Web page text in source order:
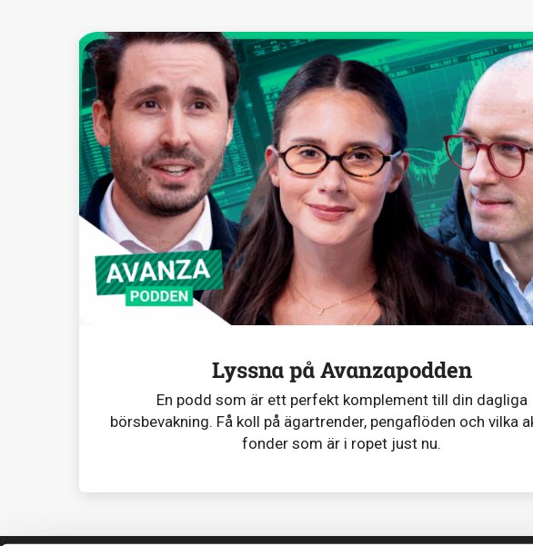
Lyssna på Avanzapodden
En podd som är ett perfekt komplement till din dagliga
börsbevakning. Få koll på ägartrender, pengaflöden och vilka
fonder som är i ropet just nu.